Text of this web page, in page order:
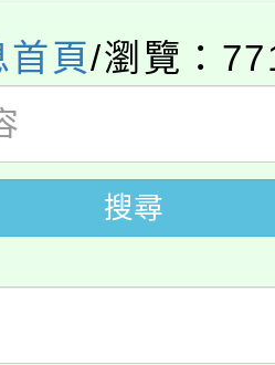
日，桃園電
市運動會8/
游泳池舉行。
收入戶享有免
，中低收入戶
，詳情可洽有
教育及科技中
能研習
教育及科技中
活教案入校路
首頁/瀏覽：
搜尋